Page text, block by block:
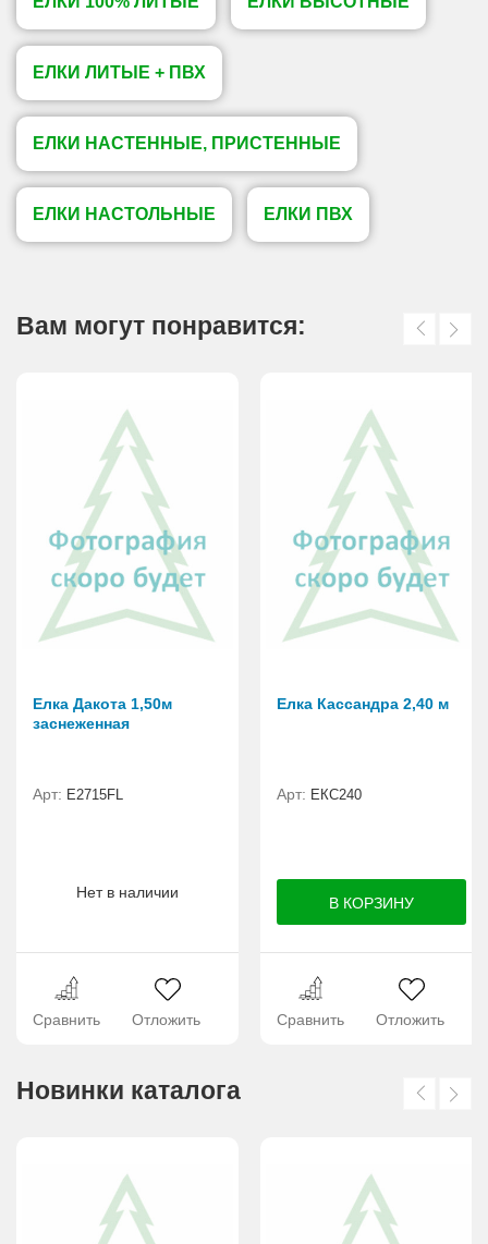
ЕЛКИ ЛИТЫЕ + ПВХ
ЕЛКИ НАСТЕННЫЕ, ПРИСТЕННЫЕ
ЕЛКИ НАСТОЛЬНЫЕ ЕЛКИ ПВХ
Вам могут понравится:
Елка Дакота 1,50м
заснеженная
Арт: Е2715FL
Нет в наличии
Сравнить Отложить
Елка Кассандра 2,40 м
Арт: ЕКС240
Сравнить Отложить
Новинки каталога